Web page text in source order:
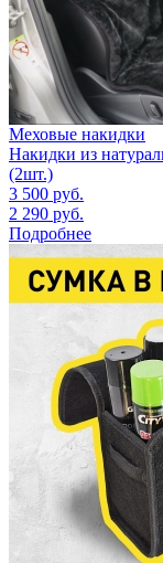
Меховые накидки
Накидки из
(2шт.)
3 500 руб.
2 290 руб.
Подробнее